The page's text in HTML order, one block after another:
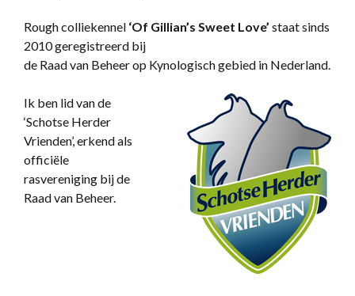
Rough colliekennel ‘Of Gillian’s Sweet Love’ staat sinds
2010 geregistreerd bij
de Raad van Beheer op Kynologisch gebied in Nederland.
Ik ben lid van de
‘Schotse Herder
Vrienden’, erkend als
officiële
rasvereniging bij de
Raad van Beheer.